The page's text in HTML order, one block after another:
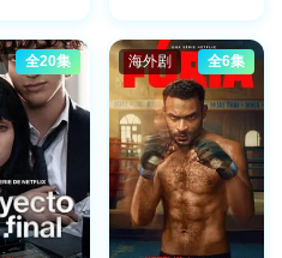
全20集 海外剧 全6集